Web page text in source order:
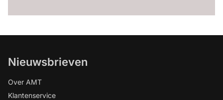
Nieuwsbrieven
Over AMT
Klantenservice